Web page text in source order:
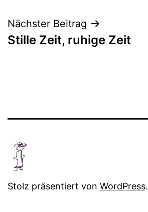
Nächster Beitrag
Stille Zeit, ruhige Zeit
Stolz präsentiert von WordPress.